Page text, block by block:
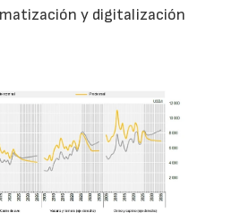
y digitalización